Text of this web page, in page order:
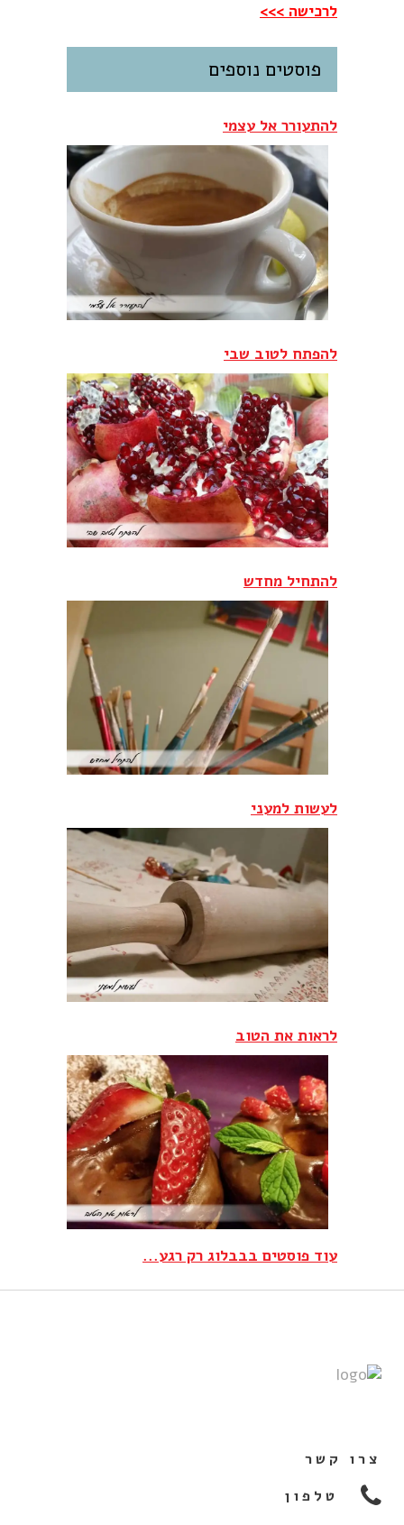
לרכישה >>>
פוסטים נוספים
להתעורר אל עצמי
להפתח לטוב שבי
להתחיל מחדש
לעשות למעני
לראות את הטוב‎
עוד פוסטים בבבלוג רק רגע...
צרו קשר
טלפון